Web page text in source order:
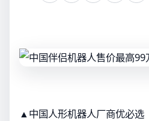
▲中国人形机器人厂商优必选